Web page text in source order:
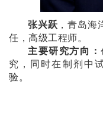
张兴跃 ，青岛
任，高级工程师。
主要研究方向：
究，同时在制剂中
验。